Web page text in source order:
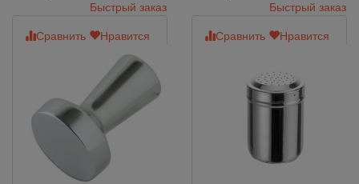
Быстрый заказ
Быстрый заказ
Сравнить Нравится Сравнить Нравится